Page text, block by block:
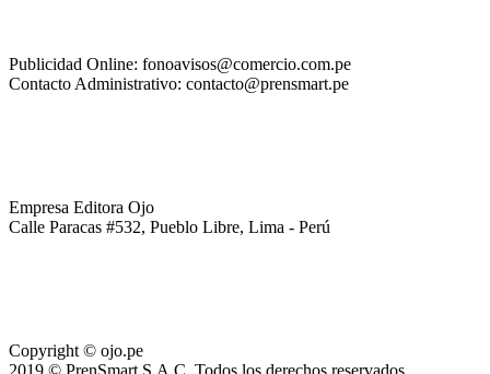
Publicidad Online: fonoavisos@comercio.com.pe
Contacto Administrativo: contacto@prensmart.pe
Empresa Editora Ojo
Calle Paracas #532, Pueblo Libre, Lima - Perú
Copyright © ojo.pe